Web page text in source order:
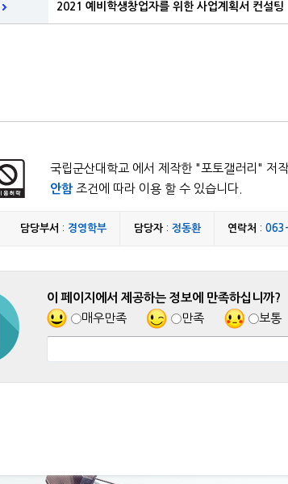
2021 예비학생창업자를 위한 사업계획서 컨설팅
국립군산대학교 에서 제작한 "포토갤러리 " 저
안함조건에 따라 이용 할 수 있습니다.
담당부서 : 경영학부 담당자: 정동환 연락처 :
이 페이지에서 제공하는 정보에 만족하십니까?
매우만족
만족 보통